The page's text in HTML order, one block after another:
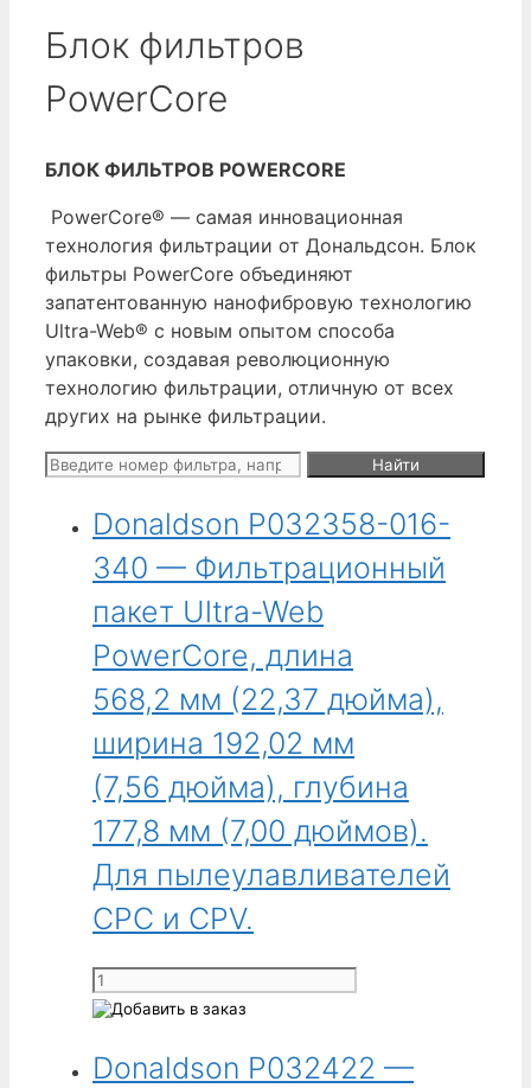
Блок фильтров
PowerCore
БЛОК ФИЛЬТРОВ POWERCORE
PowerCore® — самая инновационная
технология фильтрации от Дональдсон. Блок
фильтры PowerCore объединяют
запатентованную нанофибровую технологию
Ultra-Web® с новым опытом способа
упаковки, создавая революционную
технологию фильтрации, отличную от всех
других на рынке фильтрации.
Поиск:
Donaldson P032358-016-
340 — Фильтрационный
пакет Ultra-Web
PowerCore, длина
568,2 мм (22,37 дюйма),
ширина 192,02 мм
(7,56 дюйма), глубина
177,8 мм (7,00 дюймов).
Для пылеулавливателей
CPC и CPV.
Количество
товара
P032358-
Donaldson P032422 —